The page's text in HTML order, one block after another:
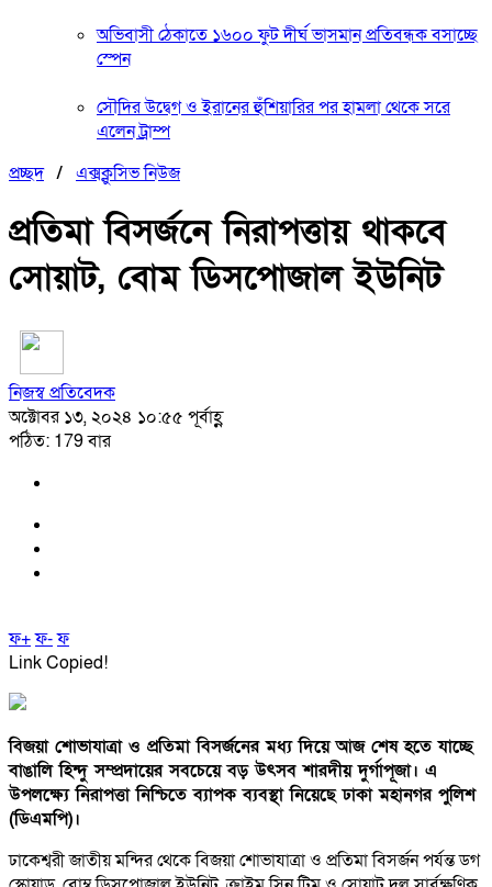
অভিবাসী ঠেকাতে ১৬০০ ফুট দীর্ঘ ভাসমান প্রতিবন্ধক বসাচ্ছে
স্পেন
সৌদির উদ্বেগ ও ইরানের হুঁশিয়ারির পর হামলা থেকে সরে
এলেন ট্রাম্প
প্রচ্ছদ/ এক্সক্লুসিভ নিউজ
প্রতিমা বিসর্জনে নিরাপত্তায় থাকবে
সোয়াট, বোম ডিসপোজাল ইউনিট
নিজস্ব প্রতিবেদক
অক্টোবর ১৩, ২০২৪ ১০:৫৫ পূর্বাহ্ণ
পঠিত: 179 বার
ফ+ফ-ফ
Link Copied!
বিজয়া শোভাযাত্রা ও প্রতিমা বিসর্জনের মধ্য দিয়ে আজ শেষ হতে যাচ্ছে
বাঙালি হিন্দু সম্প্রদায়ের সবচেয়ে বড় উৎসব শারদীয় দুর্গাপূজা। এ
উপলক্ষ্যে নিরাপত্তা নিশ্চিতে ব্যাপক ব্যবস্থা নিয়েছে ঢাকা মহানগর পুলিশ
(ডিএমপি)।
ঢাকেশ্বরী জাতীয় মন্দির থেকে বিজয়া শোভাযাত্রা ও প্রতিমা বিসর্জন পর্যন্ত ডগ